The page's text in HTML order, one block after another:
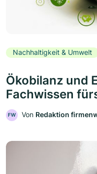
Nachhaltigkeit & Umwelt
Ökobilanz und
Fachwissen
FW Von Redaktion